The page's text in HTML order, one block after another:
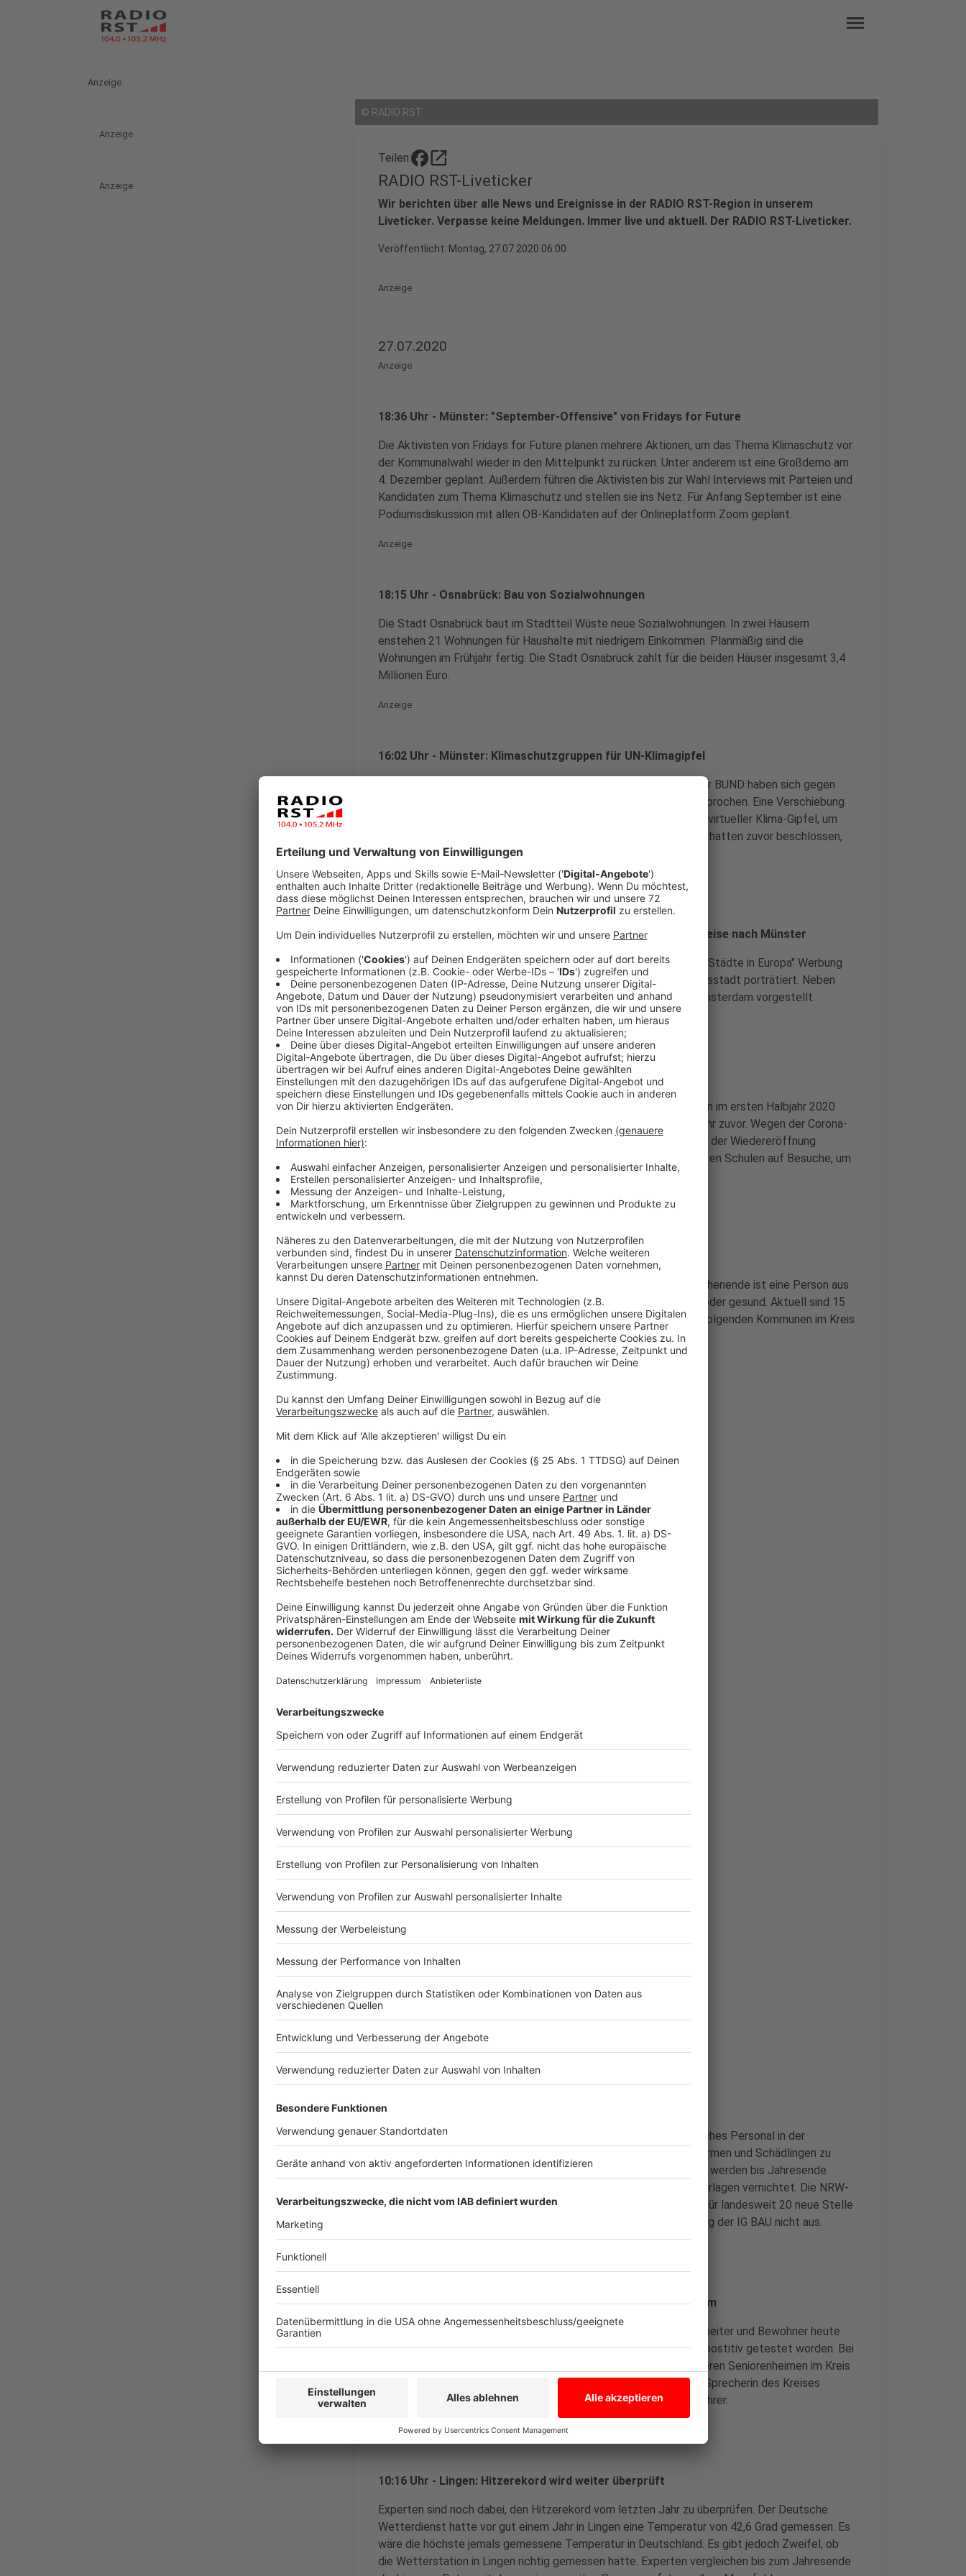
menu
Anzeige
Anzeige
Anzeige
© RADIO RST
Teilen: open_in_new
RADIO RST-Liveticker
Wir berichten über alle News und Ereignisse in der RADIO RST-Region in unserem
Liveticker. Verpasse keine Meldungen. Immer live und aktuell. Der RADIO RST-Liveticker.
Veröffentlicht: Montag, 27.07.2020 06:00
Anzeige
27.07.2020
Anzeige
18:36 Uhr - Münster: "September-Offensive" von Fridays for Future
Die Aktivisten von Fridays for Future planen mehrere Aktionen, um das Thema Klimaschutz vor
der Kommunalwahl wieder in den Mittelpunkt zu rücken. Unter anderem ist eine Großdemo am
4. Dezember geplant. Außerdem führen die Aktivisten bis zur Wahl Interviews mit Parteien und
Kandidaten zum Thema Klimaschutz und stellen sie ins Netz. Für Anfang September ist eine
Podiumsdiskussion mit allen OB-Kandidaten auf der Onlineplatform Zoom geplant.
Anzeige
18:15 Uhr - Osnabrück: Bau von Sozialwohnungen
Die Stadt Osnabrück baut im Stadtteil Wüste neue Sozialwohnungen. In zwei Häusern
enstehen 21 Wohnungen für Haushalte mit niedrigem Einkommen. Planmäßig sind die
Wohnungen im Frühjahr fertig. Die Stadt Osnabrück zahlt für die beiden Häuser insgesamt 3,4
Millionen Euro.
Anzeige
16:02 Uhr - Münster: Klimaschutzgruppen für UN-Klimagipfel
Mehrere Klimaschutzorganisationen wie Fridays for Future und der BUND haben sich gegen
eine Verschiebung des UN-Klimaschutzgipfels in Glasgow ausgesprochen. Eine Verschiebung
wäre ein großer Rückschlag für den Klimaschutz. Besser wäre ein virtueller Klima-Gipfel, um
keine Zeit zu verlieren. Die Vereinten Nationen und Großbritannien hatten zuvor beschlossen,
den Gipfel um ein Jahr zu verschieben.
Anzeige
15:17 Uhr - Münster: Renommierter Verlag empfiehlt Städtereise nach Münster
Der Dumont-Reiseverlag macht in seinem Buch "Die Entspannten Städte in Europa" Werbung
für eine Städtereise nach Münster. Auf 16 Seiten wird die Friedensstadt porträtiert. Neben
Münster werden in dem Buch unter anderem Wien, Florenz und Amsterdam vorgestellt.
Anzeige
14:01 Uhr - Region: Weniger Besucher in Museen
Die 18 Museen des Landschaftsverbands Westfalen-Lippe hatten im ersten Halbjahr 2020
rund 50 Prozent weniger Besucher als im gleichen Zeitraum im Jahr zuvor. Wegen der Corona-
Pandemie waren die Museen fast zwei Monate geschlossen. Seit der Wiedereröffnung
kommen weniger Besucher in die Museen. Unter anderem verzichten Schulen auf Besuche, um
die Ansteckungsgefahr zu minimieren.
Anzeige
13:31 Uhr - Kreis Steinfurt: Aktuelle Corona-Zahlen
Die Zahl der Corona-Fälle im Kreis Steinfurt bleibt stabil. Am Wochenende ist eine Person aus
Lengerich positiv getestet worden. Ein Mensch aus Rheine ist wieder gesund. Aktuell sind 15
Menschen an dem Corona-Virus erkrankt und in der Isolierung. In folgenden Kommunen im Kreis
Steinfurt sind aktuell Menschen nachweislich infiziert:
In Altenberge: 0 Personen (0)
In Emsdetten: 0 Personen (0)
In Hörstel: 1 Person (1)
In Horstmar: 0 Personen (0)
In Ibbenbüren: 0 Personen (0)
In Ladbergen: 0 Personen (0)
In Lengerich: 3 Personen (2)
In Lienen: 0 Personen (0)
In Lotte: 0 Personen (0)
In Metelen: 0 Personen (0)
In Mettingen: 0 Personen (0)
In Neuenkirchen: 0 Personen (0)
In Nordwalde: 0 Personen (0)
In Ochtrup: 0 Personen (0)
In Rheine: 1 Person (2)
In Saerbeck: 0 Personen (0)
In Steinfurt: 1 Person (1)
In Tecklenburg: 0 Personen (0)
In Westerkappeln: 3 Personen (3)
Anzeige
13:08 Uhr - Münster: IG BAU fordert mehr Schutz für Wälder
Die Industriegewerkschaft Bauen-Agrar-Umwelt fordert zusätzliches Personal in der
Forstwirtschaft. Nur so sei es möglich, die Wälder vor Dürren, Stürmen und Schädlingen zu
schützen. Nach Angaben des Bundeslandwirtschaftsministeriums werden bis Jahresende
68.000 Hektar Wald in NRW durch Schädlinge und extreme Wetterlagen vernichtet. Die NRW-
Landesregierung hat im Rahmen des Waldpakts eine Million Euro für landesweit 20 neue Stelle
bereitgestellt. Die Stellen sind befristet und reichen nach Meinung der IG BAU nicht aus.
11:47 Uhr - Reckenfeld: Weitere Corona-Tests in Seniorenheim
Im Seniorenheim Marienfried in Reckenfeld bekommen alle Mitarbeiter und Bewohner heute
nochmal einen Coroa-Test. Letzte Woche war eine Mitarbeiterin postitiv getestet worden. Bei
allen anderen in dem Heim war der Test negativ. "Auch in den anderen Seniorenheimen im Kreis
Steinfurt gibt es zurzeit keine bestätigten Fälle", sagte uns eine Sprecherin des Kreises
Steinfurt. Alle Neuinfizierten der letzten Tage waren Reiserückkehrer.
Anzeige
10:16 Uhr - Lingen: Hitzerekord wird weiter überprüft
Experten sind noch dabei, den Hitzerekord vom letzten Jahr zu überprüfen. Der Deutsche
Wetterdienst hatte vor gut einem Jahr in Lingen eine Temperatur von 42,6 Grad gemessen. Es
wäre die höchste jemals gemessene Temperatur in Deutschland. Es gibt jedoch Zweifel, ob
die Wetterstation in Lingen richtig gemessen hatte. Experten vergleichen bis zum Jahresende